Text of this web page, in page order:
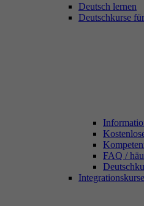
Deutsch lernen
Deutschkurse
FAQ /
Integrationskurse